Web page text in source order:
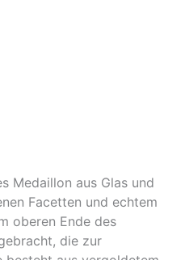
Medaillon aus Glas und
Facetten und echtem
oberen Ende des
die zur